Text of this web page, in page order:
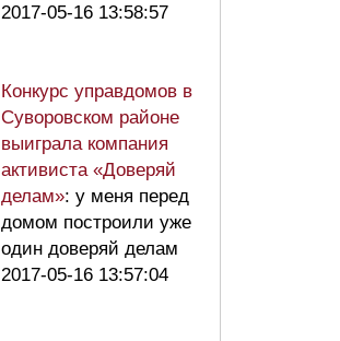
2017-05-16 13:58:57
Конкурс управдомов в
Суворовском районе
выиграла компания
активиста «Доверяй
делам»: у меня перед
домом построили уже
один доверяй делам
2017-05-16 13:57:04